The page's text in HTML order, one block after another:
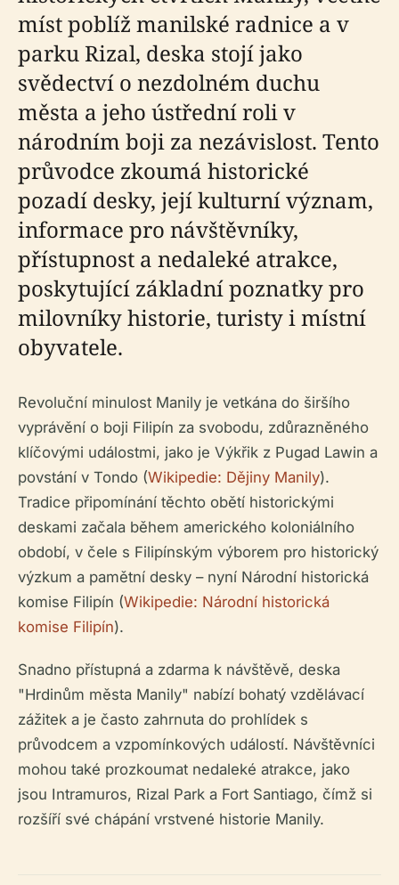
míst poblíž manilské radnice a v
parku Rizal, deska stojí jako
svědectví o nezdolném duchu
města a jeho ústřední roli v
národním boji za nezávislost. Tento
průvodce zkoumá historické
pozadí desky, její kulturní význam,
informace pro návštěvníky,
přístupnost a nedaleké atrakce,
poskytující základní poznatky pro
milovníky historie, turisty i místní
obyvatele.
Revoluční minulost Manily je vetkána do širšího
vyprávění o boji Filipín za svobodu, zdůrazněného
klíčovými událostmi, jako je Výkřik z Pugad Lawin a
povstání v Tondo (Wikipedie: Dějiny Manily).
Tradice připomínání těchto obětí historickými
deskami začala během amerického koloniálního
období, v čele s Filipínským výborem pro historický
výzkum a pamětní desky – nyní Národní historická
komise Filipín (Wikipedie: Národní historická
komise Filipín).
Snadno přístupná a zdarma k návštěvě, deska
"Hrdinům města Manily" nabízí bohatý vzdělávací
zážitek a je často zahrnuta do prohlídek s
průvodcem a vzpomínkových událostí. Návštěvníci
mohou také prozkoumat nedaleké atrakce, jako
jsou Intramuros, Rizal Park a Fort Santiago, čímž si
rozšíří své chápání vrstvené historie Manily.